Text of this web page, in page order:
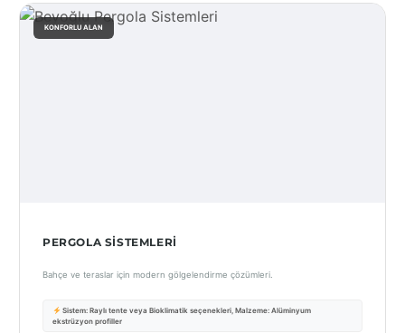
KONFORLU ALAN
PERGOLA SISTEMLERI
Bahçe ve teraslar için modern gölgelendirme çözümleri.
Sistem: Raylı tente veya Bioklimatik seçenekleri, Malzeme: Alüminyum
ekstrüzyon profiller